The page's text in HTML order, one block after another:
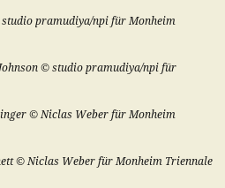
pramudiya/npi für Monheim
© studio pramudiya/npi für
© Niclas Weber für Monheim
© Niclas Weber für Monheim Triennale